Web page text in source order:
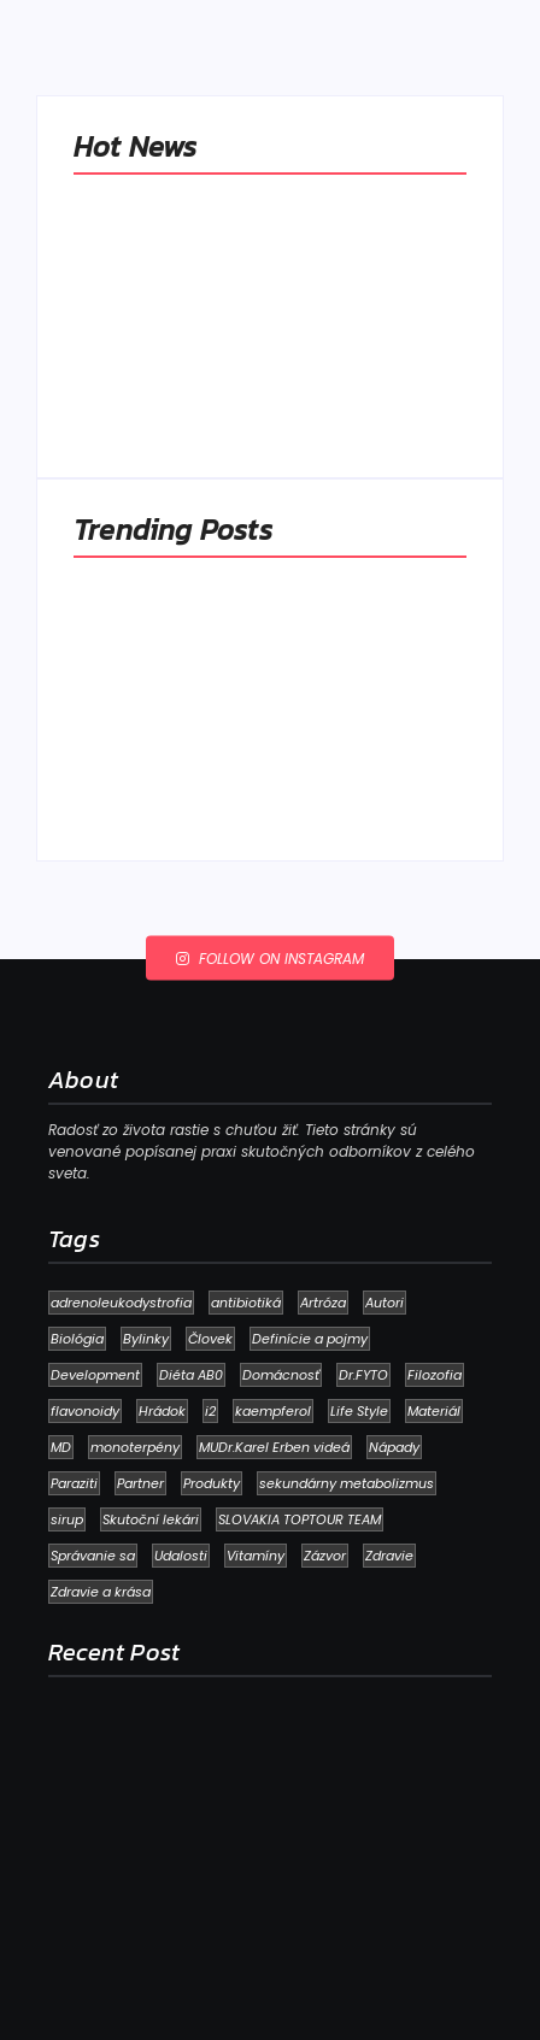
Hot News
Trending Posts
FOLLOW ON INSTAGRAM
About
Radosť zo života rastie s chuťou žiť. Tieto stránky sú
venované popísanej praxi skutočných odborníkov z celého
sveta.
Tags
adrenoleukodystrofia antibiotiká Artróza
Autori
Biológia
Bylinky Človek
Definície a pojmy
Development
Diéta AB0 Domácnosť Dr.FYTO
Filozofia
flavonoidy
Hrádok i2 kaempferol Life Style
Materiál
MD
monoterpény MUDr.Karel Erben videá
Nápady
Paraziti
Partner Produkty
sekundárny metabolizmus
sirup
Skutoční lekári
SLOVAKIA TOPTOUR TEAM
Správanie sa
Udalosti Vitamíny Zázvor
Zdravie
Zdravie a krása
Recent Post